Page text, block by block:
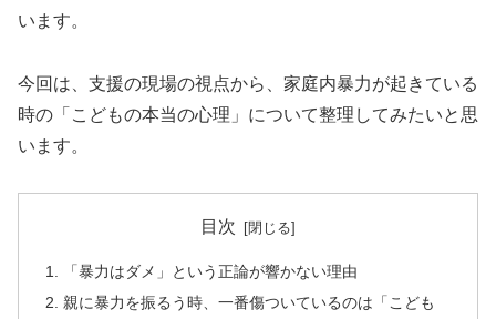
います。
今回は、支援の現場の視点から、家庭内暴力が起きている
時の「こどもの本当の心理」について整理してみたいと思
います。
目次
「暴力はダメ」という正論が響かない理由
親に暴力を振るう時、一番傷ついているのは「こども